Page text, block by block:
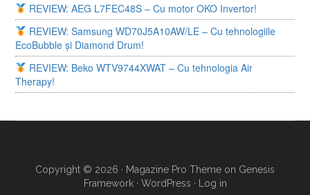
REVIEW: AEG L7FEC48S – Cu motor OKO Invertor!
REVIEW: Samsung WD70J5A10AW/LE – Cu tehnologiile
EcoBubble și Diamond Drum!
REVIEW: Beko WTV9744XWAT – Cu tehnologia Air
Therapy!
Copyright © 2026 · Magazine Pro Theme on Genesis
Framework· WordPress · Log in